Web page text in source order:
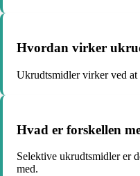
Hvordan virker
Ukrudtsmidler virker ved at
Hvad er forskellen
Selektive ukrudtsmidler er
med.